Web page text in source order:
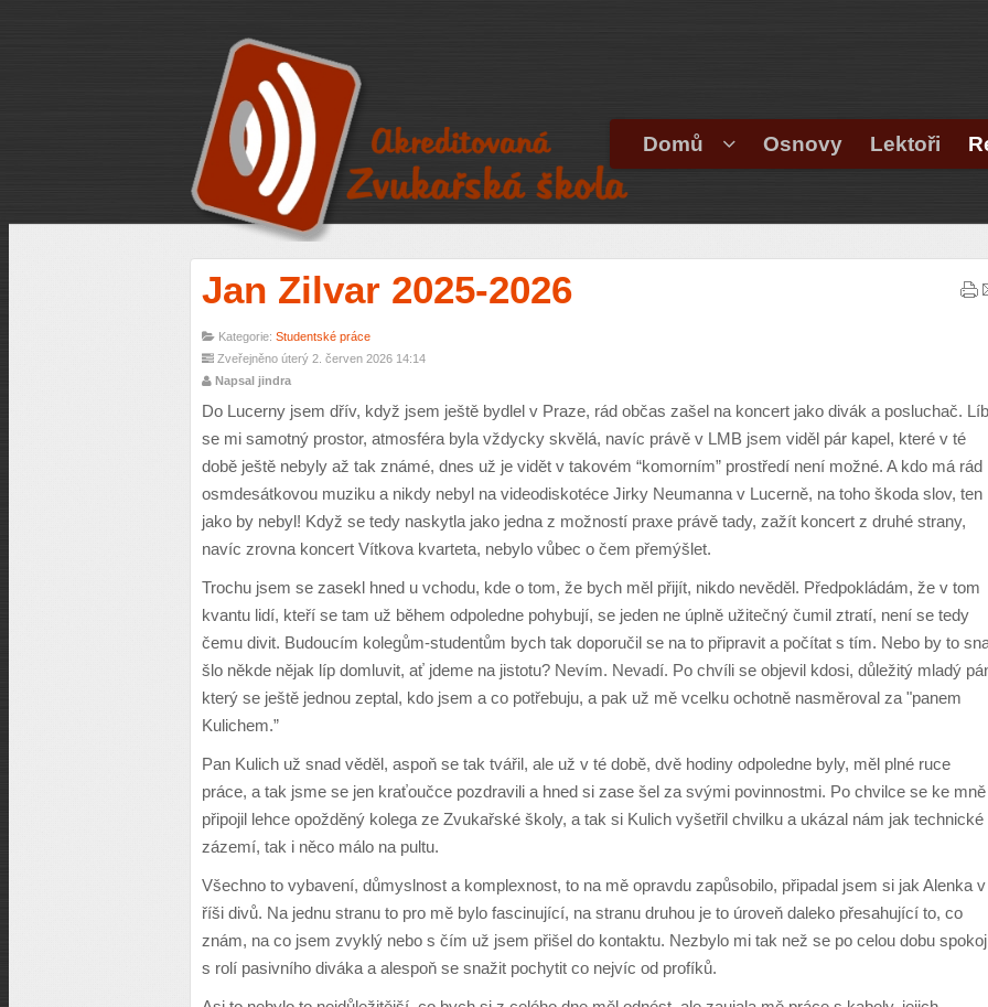
Domů Osnovy Lektoři
Jan Zilvar 2025-2026
Kategorie: Studentské práce
Zveřejněno úterý 2. červen 2026 14:14
Napsal jindra
Do Lucerny jsem dřív, když jsem ještě bydlel v Praze, rád občas zašel na koncert jako divák a posluchač.
se mi samotný prostor, atmosféra byla vždycky skvělá, navíc právě v LMB jsem viděl pár kapel, které v té
době ještě nebyly až tak známé, dnes už je vidět v takovém “komorním” prostředí není možné. A kdo má rád
osmdesátkovou muziku a nikdy nebyl na videodiskotéce Jirky Neumanna v Lucerně, na toho škoda slov, ten
jako by nebyl! Když se tedy naskytla jako jedna z možností praxe právě tady, zažít koncert z druhé strany,
navíc zrovna koncert Vítkova kvarteta, nebylo vůbec o čem přemýšlet.
Trochu jsem se zasekl hned u vchodu, kde o tom, že bych měl přijít, nikdo nevěděl. Předpokládám, že v tom
kvantu lidí, kteří se tam už během odpoledne pohybují, se jeden ne úplně užitečný čumil ztratí, není se tedy
čemu divit. Budoucím kolegům-studentům bych tak doporučil se na to připravit a počítat s tím. Nebo by to
šlo někde nějak líp domluvit, ať jdeme na jistotu? Nevím. Nevadí. Po chvíli se objevil kdosi, důležitý mladý
který se ještě jednou zeptal, kdo jsem a co potřebuju, a pak už mě vcelku ochotně nasměroval za "panem
Kulichem.”
Pan Kulich už snad věděl, aspoň se tak tvářil, ale už v té době, dvě hodiny odpoledne byly, měl plné ruce
práce, a tak jsme se jen kraťoučce pozdravili a hned si zase šel za svými povinnostmi. Po chvilce se ke mně
připojil lehce opožděný kolega ze Zvukařské školy, a tak si Kulich vyšetřil chvilku a ukázal nám jak technické
zázemí, tak i něco málo na pultu.
Všechno to vybavení, důmyslnost a komplexnost, to na mě opravdu zapůsobilo, připadal jsem si jak Alenka v
říši divů. Na jednu stranu to pro mě bylo fascinující, na stranu druhou je to úroveň daleko přesahující to, co
znám, na co jsem zvyklý nebo s čím už jsem přišel do kontaktu. Nezbylo mi tak než se po celou dobu
s rolí pasivního diváka a alespoň se snažit pochytit co nejvíc od profíků.